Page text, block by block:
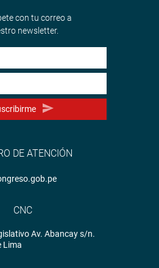
con tu correo a
newsletter.
DE ATENCIÓN
CNC
Av. Abancay s/n.
Lima